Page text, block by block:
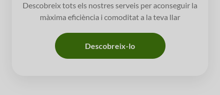
Descobreix tots els nostres serveis per aconseguir la
màxima eficiència i comoditat a la teva llar
Descobreix-lo